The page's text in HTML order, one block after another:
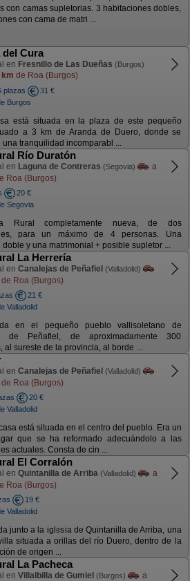
con camas supletorias. 3 habitaciones dobles,
con cama de matri ...
del Cura
en Fresnillo de Las Dueñas (Burgos)
km de Roa (Burgos)
plazas
31 €
Burgos
está situada en la plaza de este pequeño
a 3 km de Aranda de Duero, donde se
una tranquilidad incomparabl ...
Río Duratón
en Laguna de Contreras (Segovia)
a
Roa (Burgos)
20 €
Segovia
Rural completamente nueva, de dos
para un máximo de 4 personas. Una
doble y una matrimonial + posible supletor ...
La Herrería
en Canalejas de Peñafiel (Valladolid)
de Roa (Burgos)
21 €
Valladolid
en el pequeño pueblo vallisoletano de
de Peñafiel, de aproximadamente 300
al sureste de la provincia, al borde ...
en Canalejas de Peñafiel (Valladolid)
de Roa (Burgos)
20 €
Valladolid
está situada en el centro del pueblo. Era un
que se ha reformado adecuándolo a las
actuales. Consta de cin ...
El Corralón
en Quintanilla de Arriba (Valladolid)
a
Roa (Burgos)
19 €
Valladolid
junto a la iglesia de Quintanilla de Arriba, una
situada a orillas del río Duero, dentro de la
de origen ...
La Pacheca
en Villalbilla de Gumiel (Burgos)
a